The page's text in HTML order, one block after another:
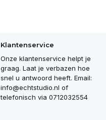
Klantenservice
Onze klantenservice helpt je
graag. Laat je verbazen hoe
snel u antwoord heeft. Email:
info@echtstudio.nl of
telefonisch via 0712032554